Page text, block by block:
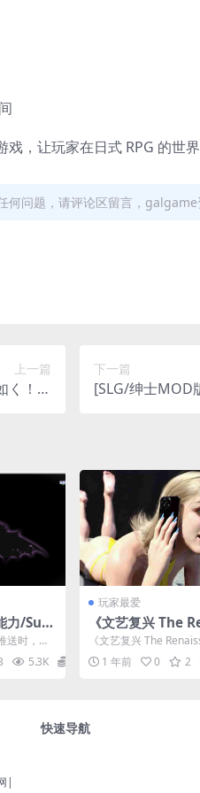
，让玩家在日式 RPG 的世
何问题，请评论区留言，
上一篇
く！ D
下一篇
[SLG/绅士MOD
力/Sup
发布：
+全步
送时，命
剧情...5.3K
玩家最爱
《文艺复兴 The
ance Ver0.4》
动态｜PC+安卓双
0G容量
《文艺复兴 The
是一款以欧洲艺术复兴
景的3D...
1 年前 0 2
|
快速导航